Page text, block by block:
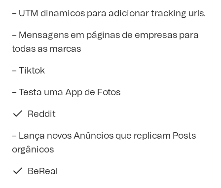
– UTM dinamicos para adicionar tracking urls.
– Mensagens em páginas de empresas para
todas as marcas
– Tiktok
– Testa uma App de Fotos
Reddit
– Lança novos Anúncios que replicam Posts
orgânicos
BeReal